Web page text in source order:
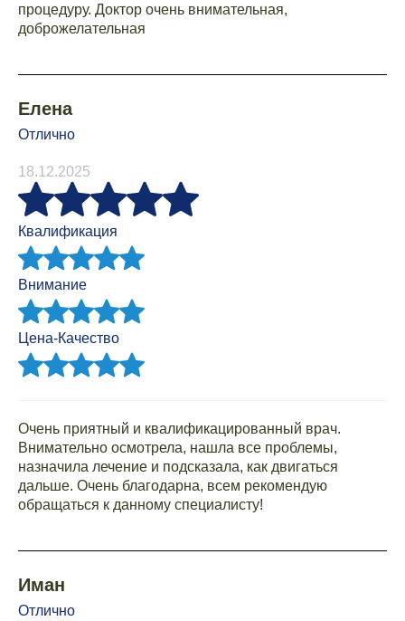
процедуру. Доктор очень внимательная,
доброжелательная
Елена
Отлично
18.12.2025
Квалификация
Внимание
Цена-Качество
Очень приятный и квалификацированный врач.
Внимательно осмотрела, нашла все проблемы,
назначила лечение и подсказала, как двигаться
дальше. Очень благодарна, всем рекомендую
обращаться к данному специалисту!
Иман
Отлично